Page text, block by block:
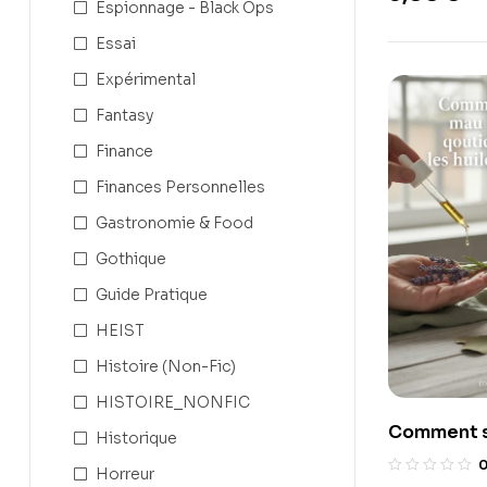
Comment
maux du
0
Espionnage - Black Ops
Essai
Expérimental
Fantasy
Finance
Finances Personnelles
Gastronomie & Food
Gothique
Guide Pratique
HEIST
Histoire (Non-Fic)
HISTOIRE_NONFIC
Historique
Horreur